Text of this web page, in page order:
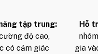
Vitamin B2, Vitamin B6,
Biotin, Dexpanthenol
tập trung:
độ cao,
có cảm giác
Hỗ
gia